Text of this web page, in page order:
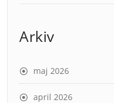
Arkiv
maj 2026
april 2026